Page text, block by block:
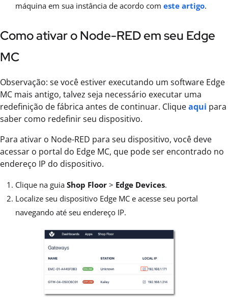
máquina em sua instância de acordo com este artigo.
Como ativar o Node-RED em seu Edge
MC
Observação: se você estiver executando um software Edge
MC mais antigo, talvez seja necessário executar uma
redefinição de fábrica antes de continuar. Cliqueaqui para
saber como redefinir seu dispositivo.
Para ativar o Node-RED para seu dispositivo, você deve
acessar o portal do Edge MC, que pode ser encontrado no
endereço IP do dispositivo.
Clique na guia Shop Floor > Edge Devices.
Localize seu dispositivo Edge MC e acesse seu portal
navegando até seu endereço IP.